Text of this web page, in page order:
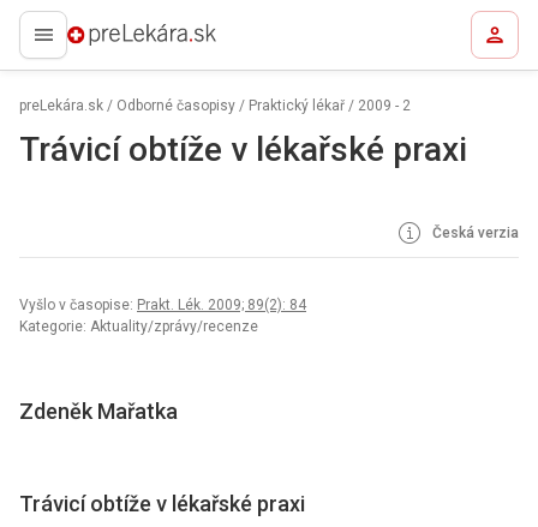
preLekára.sk
preLekára.sk / Odborné časopisy / Praktický lékař / 2009 - 2
Trávicí obtíže v lékařské praxi
Česká verzia
Vyšlo v časopise: Prakt. Lék. 2009; 89(2): 84
Kategorie: Aktuality/zprávy/recenze
Zdeněk Mařatka
Trávicí obtíže v lékařské praxi